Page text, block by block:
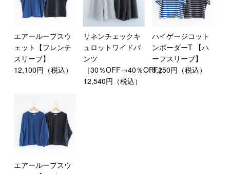
エアーループスウ
ェット【フレンチ
スリーブ】
12,100円（税込）
リネンチェックキ
ュロットワイドパ
ンツ
［30％OFF→40％OFF］
12,540円（税込）
ハイゲージコット
ンボーダーT 【ハ
ーフスリーブ】
8,250円（税込）
エアーループスウ